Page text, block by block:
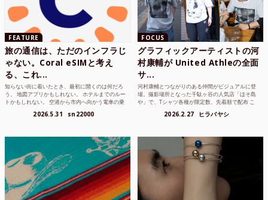
FEATURE
旅の通信は、ただのインフラじ
ゃない。Coral eSIMと考え
る、これ...
知らない街に着いたとき、最初に開くのは何だろ
う。 地図アプリかもしれない。 ホテルまでのルー
トかもしれない。 空港から市内へ向かう電車の乗
2026.5.31 sn22000
FOCUS
グラフィックアーティストの河
村康輔が United Athleの全面
サ...
河村康輔とつながりのある仲間がビジュアルに登
場。撮影場所となった千駄ヶ谷の人気店「ほそ島
や」で、Tシャツ各種が限定数、先着順で配布 こ
2026.2.27 ヒラバヤシ